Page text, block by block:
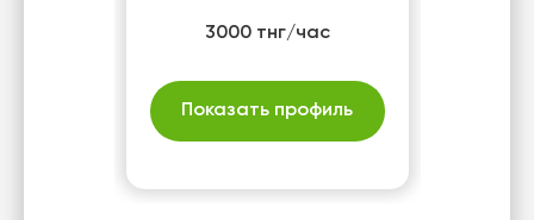
3000 тнг/час
Показать профиль